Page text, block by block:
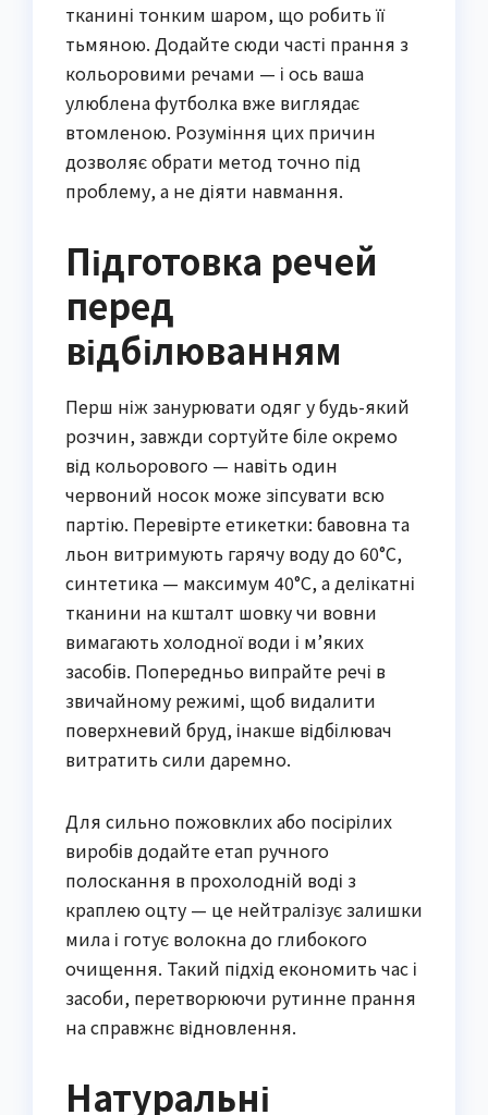
тканині тонким шаром, що робить її
тьмяною. Додайте сюди часті прання з
кольоровими речами — і ось ваша
улюблена футболка вже виглядає
втомленою. Розуміння цих причин
дозволяє обрати метод точно під
проблему, а не діяти навмання.
Підготовка речей
перед
відбілюванням
Перш ніж занурювати одяг у будь-який
розчин, завжди сортуйте біле окремо
від кольорового — навіть один
червоний носок може зіпсувати всю
партію. Перевірте етикетки: бавовна та
льон витримують гарячу воду до 60°C,
синтетика — максимум 40°C, а делікатні
тканини на кшталт шовку чи вовни
вимагають холодної води і м’яких
засобів. Попередньо випрайте речі в
звичайному режимі, щоб видалити
поверхневий бруд, інакше відбілювач
витратить сили даремно.
Для сильно пожовклих або посірілих
виробів додайте етап ручного
полоскання в прохолодній воді з
краплею оцту — це нейтралізує залишки
мила і готує волокна до глибокого
очищення. Такий підхід економить час і
засоби, перетворюючи рутинне прання
на справжнє відновлення.
Натуральні